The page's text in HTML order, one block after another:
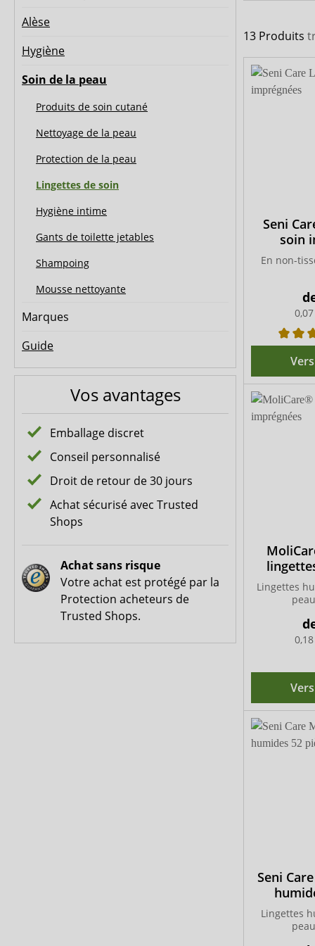
MedLogics Medi-Inn
Alèse
Hygiène
Soin de la peau
Produits de soin cutané
Nettoyage de la peau
Protection de la peau
Lingettes de soin
Hygiène intime
Gants de toilette jetables
Shampoing
Mousse nettoyante
Marques
Guide
Vos avantages
Emballage discret
Conseil personnalisé
Droit de retour de 30 jours
Achat sécurisé avec Trusted
Shops
Achat sans risque
Votre achat est protégé par la
Protection acheteurs de
Trusted Shops.
13 Produits
Seni
soin
En non-
Lingettes
Seni
Lingettes